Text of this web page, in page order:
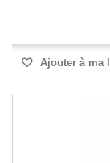
Ajouter à ma